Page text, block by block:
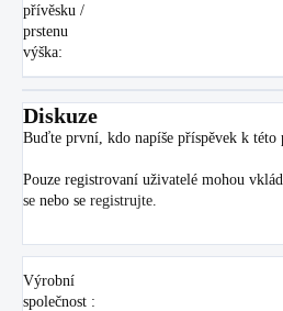
přívěsku /
prstenu
výška:
Diskuze
Buďte první, kdo napíše příspěvek k této
Pouze registrovaní uživatelé mohou
se nebo se registrujte
Výrobní
společnost :